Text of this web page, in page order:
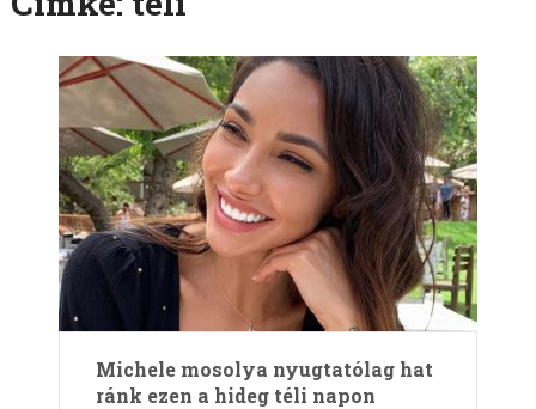
Michele mosolya nyugtatólag hat
ránk ezen a hideg téli napon